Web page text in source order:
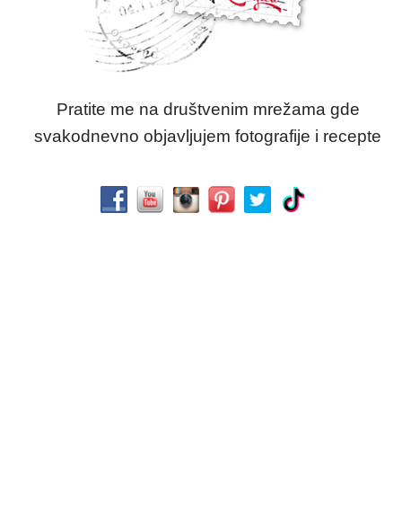
Pratite me na društvenim mrežama gde
svakodnevno objavljujem fotografije i recepte